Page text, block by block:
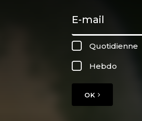
Quotidienne
Hebdo
OK